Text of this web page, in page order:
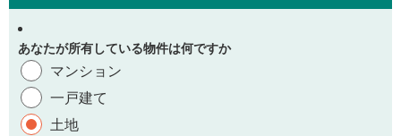
あなたが所有している物件は何ですか
マンション
一戸建て
土地